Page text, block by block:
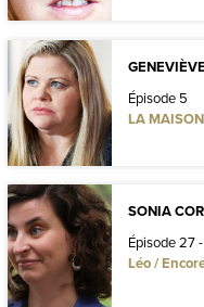
Épisode 5
LA
SONIA
Épisode 27
Léo /